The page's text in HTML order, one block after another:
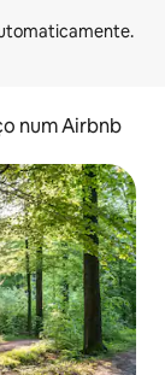
num Airbnb